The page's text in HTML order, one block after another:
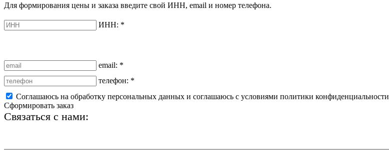
Для формирования цены и заказа введите свой ИНН, email и номер телефона.
ИНН: *
email: *
телефон: *
Соглашаюсь на обработку персональных данных и соглашаюсь с условиями политики конфиденциальности
Сформировать заказ
Связаться с нами: